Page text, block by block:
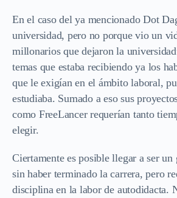
En el caso del ya mencionado Dot
universidad, pero no porque vio un
millonarios que dejaron la
temas que estaba recibiendo ya los
que le exigían en el ámbito laboral,
estudiaba. Sumado a eso sus
como FreeLancer requerían tanto
elegir.
Ciertamente es posible llegar a ser un
sin haber terminado la carrera, pero
disciplina en la labor de autodidacta.